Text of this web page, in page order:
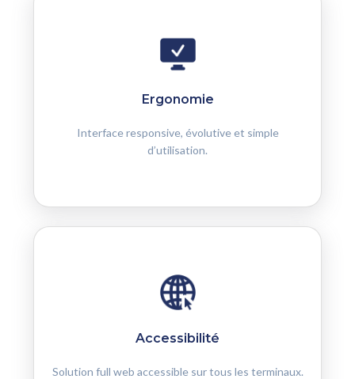
Ergonomie
Interface responsive, évolutive et simple
d’utilisation.
Accessibilité
Solution full web accessible sur tous les terminaux.